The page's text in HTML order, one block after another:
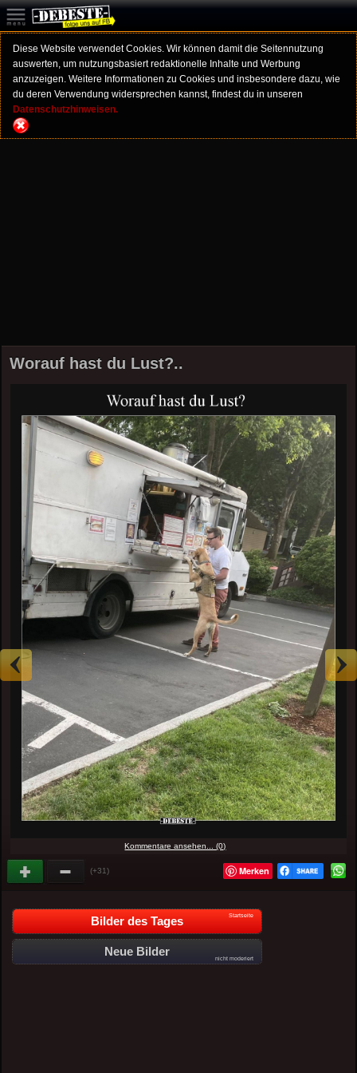
Diese Website verwendet Cookies. Wir können damit die Seitennutzung
auswerten, um nutzungsbasiert redaktionelle Inhalte und Werbung
anzuzeigen. Weitere Informationen zu Cookies und insbesondere dazu, wie
du deren Verwendung widersprechen kannst, findest du in unseren
Datenschutzhinweisen.
Worauf hast du Lust?..
Kommentare ansehen... (0)
(+31) Merken
Bilder des Tages Startseite
Neue Bilder
nicht moderiert